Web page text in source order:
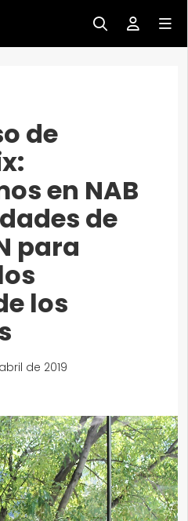
de
en NAB
de
para
los
de 2019